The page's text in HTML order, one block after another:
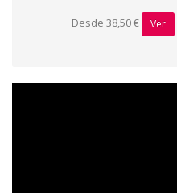
Desde 38,50 € Ver